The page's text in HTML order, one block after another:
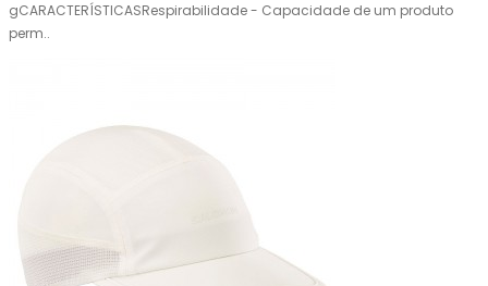
gCARACTERÍSTICASRespirabilidade - Capacidade de um produto
perm..